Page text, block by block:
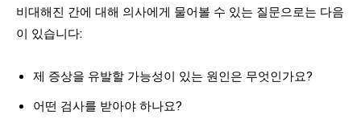
비대해진 간에 대해 의사에게 물어볼 수 있는 질문으로는 다음
이 있습니다:
제 증상을 유발할 가능성이 있는 원인은 무엇인가요?
어떤 검사를 받아야 하나요?